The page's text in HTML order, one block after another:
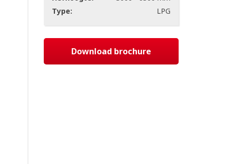
Type:
LPG
Download brochure